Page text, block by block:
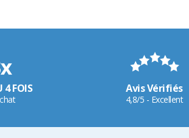
4 FOIS Avis Vérifiés
4,8/5 - Excellent